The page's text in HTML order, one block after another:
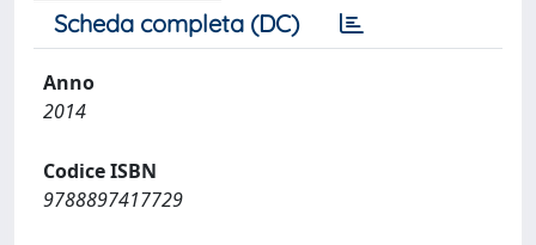
Scheda completa (DC)
Anno
2014
Codice ISBN
9788897417729